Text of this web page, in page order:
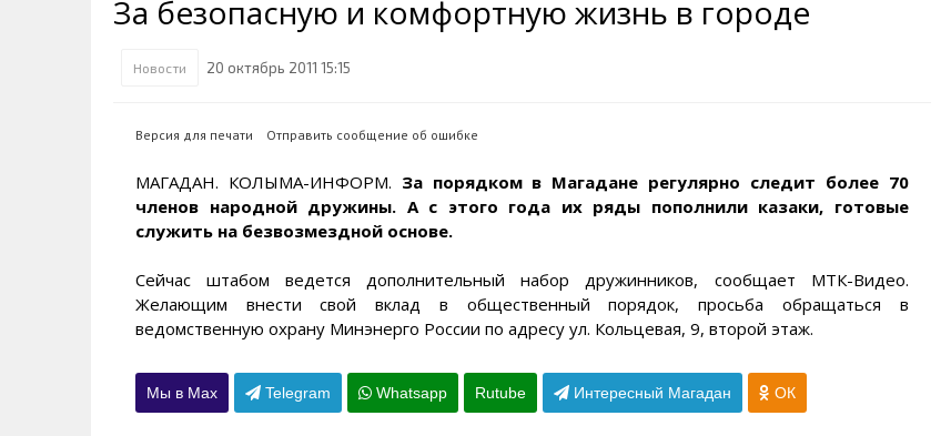
Транспортная инфраструктура
Колымы
Интерактивная карта
Онлайн вебкамеры в Магадане
Кинохроника Магадана
Губернатор
Полицейских не бить
Аварии ДТП
Кванториум
Ипотека
Алименты
УМВД
Магадан в Instagram
За безопасную и комфортную жизнь в городе
Новости 20 октябрь 2011 15:15
Версия для печати Отправить сообщение об ошибке
МАГАДАН. КОЛЫМА-ИНФОРМ. За порядком в Магадане регулярно следит более 70
членов народной дружины. А с этого года их ряды пополнили казаки, готовые
служить на безвозмездной основе.
Сейчас штабом ведется дополнительный набор дружинников, сообщает МТК-Видео.
Желающим внести свой вклад в общественный порядок, просьба обращаться в
ведомственную охрану Минэнерго России по адресу ул. Кольцевая, 9, второй этаж.
Мы в Max Telegram Whatsapp Rutube Интересный Магадан ОК